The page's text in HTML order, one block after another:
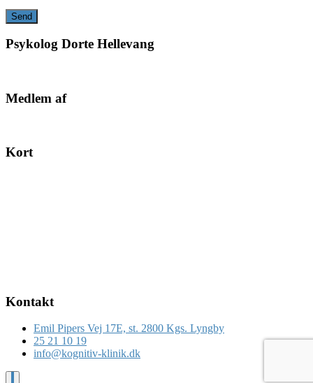
Psykolog Dorte Hellevang
Medlem af
Kort
Kontakt
Emil Pipers Vej 17E, st. 2800 Kgs. Lyngby
25 21 10 19
info@kognitiv-klinik.dk